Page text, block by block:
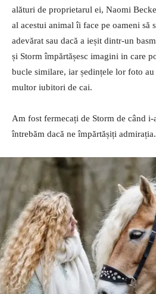
alături de proprietarul ei, Naomi
al acestui animal îi face pe oameni să
adevărat sau dacă a ieșit dintr-un
și Storm împărtășesc imagini in care
bucle similare, iar ședințele lor foto
multor iubitori de cai.
Am fost fermecați de Storm de când
întrebăm dacă ne împărtășiți admirația.